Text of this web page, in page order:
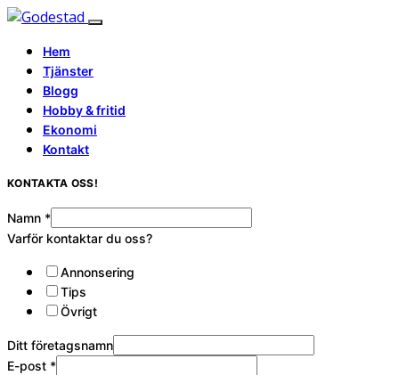
Hem
Tjänster
Blogg
Hobby & fritid
Ekonomi
Kontakt
KONTAKTA OSS!
Namn *
Varför kontaktar du oss?
Annonsering
Tips
Övrigt
Ditt företagsnamn
E-post *